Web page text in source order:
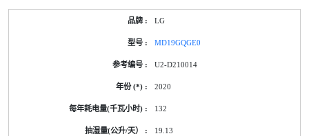
LG
MD19GQGE0
U2-D210014
2020
132
19.13